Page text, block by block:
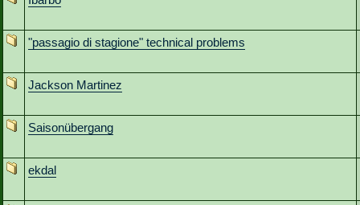
"passagio di stagione" technical problems
Jackson Martinez
Saisonübergang
ekdal